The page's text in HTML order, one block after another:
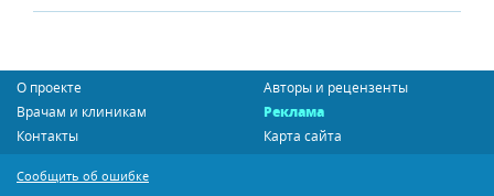
О проекте
Авторы и рецензенты
Врачам и клиникам
Реклама
Контакты
Карта сайта
Сообщить об ошибке